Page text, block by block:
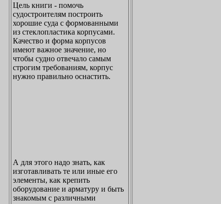
Цель книги - помочь
судостроителям построить
хорошие суда с формованными
из стеклопластика корпусами.
Качество и форма корпусов
имеют важное значение, но
чтобы судно отвечало самым
строгим требованиям, корпус
нужно правильно оснастить.
А для этого надо знать, как
изготавливать те или иные его
элементы, как крепить
оборудование и арматуру и быть
знакомым с различными